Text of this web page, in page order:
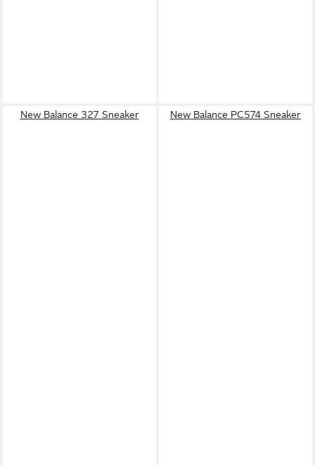
New Balance 327 Sneaker New Balance PC574 Sneaker